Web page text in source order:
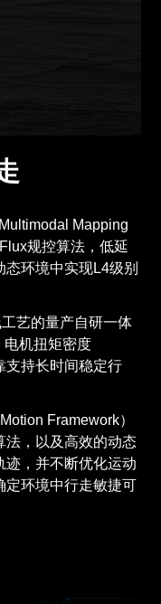
Mapping
规控算法，低延
态环境中实现L4级别
艺的量产自研一体
机扭矩密度
支持长时间稳定行
Framework）
法，以及高效的动态
迹，并不断优化运动
定环境中行走敏捷可